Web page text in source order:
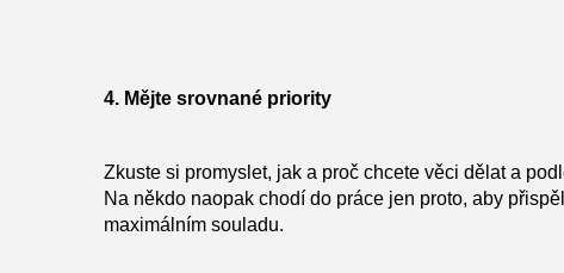
4. Mějte srovnané priority
Zkuste si promyslet, jak a proč chcete věci dělat a
Na někdo naopak chodí do práce jen proto, aby
maximálním souladu.